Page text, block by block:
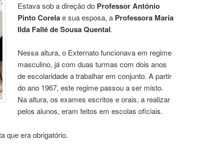
Estava sob a direção do Professor António
Pinto Corelae sua esposa, a Professora Maria
Ilda Fallé de Sousa Quental.
Nessa altura, o Externato funcionava em regime
masculino, já com duas turmas com dois anos
de escolaridade a trabalhar em conjunto. A partir
do ano 1967, este regime passou a ser misto.
Na altura, os exames escritos e orais, a realizar
pelos alunos, eram feitos em escolas oficiais.
que era obrigatório.